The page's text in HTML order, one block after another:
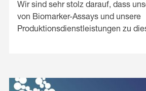
Wir sind sehr stolz darauf, dass
von Biomarker-Assays und unsere
Produktionsdienstleistungen zu